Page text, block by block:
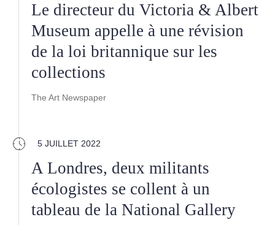
Le directeur du Victoria & Albert
Museum appelle à une révision
de la loi britannique sur les
collections
The Art Newspaper
5 JUILLET 2022
A Londres, deux militants
écologistes se collent à un
tableau de la National Gallery